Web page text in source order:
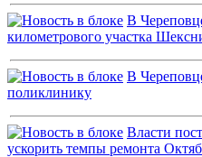
В
километрового участка
В
поликлинику
Власти
ускорить темпы ремонта